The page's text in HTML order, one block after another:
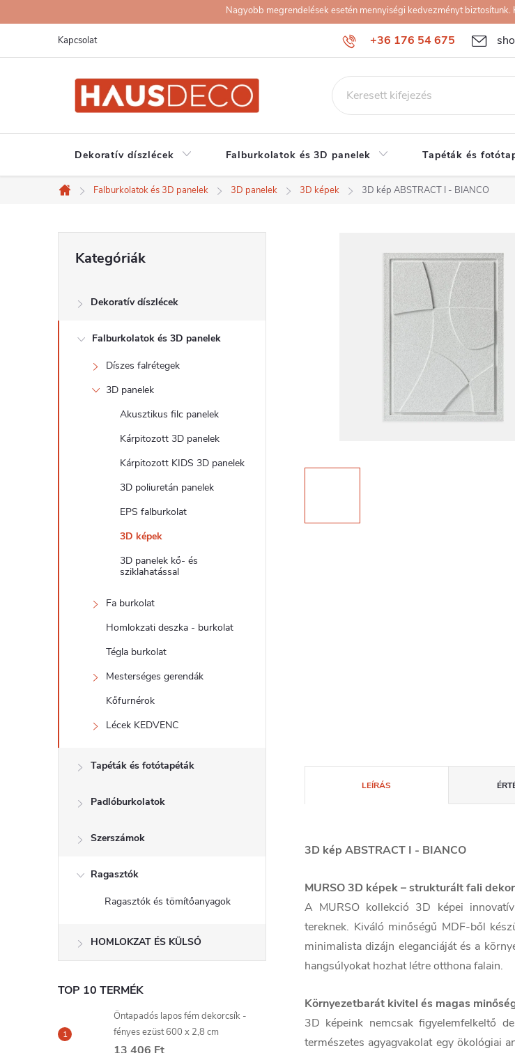
a
Nagyobb megrendelések esetén mennyiségi kedvezményt biztosítunk.
+36 176 54 675
Kapcsolat
Dekoratív díszlécek Falburkolatok és 3D panelek Tapéták és
Kezdőlap
Falburkolatok és 3D panelek 3D panelek 3D képek 3D kép ABSTRACT I - BIANCO
O
d
átugrása
Kategóriák
Dekoratív díszlécek
Falburkolatok és 3D panelek
Díszes falrétegek
3D panelek
Akusztikus filc panelek
Kárpitozott 3D panelek
Kárpitozott KIDS 3D panelek
3D poliuretán panelek
EPS falburkolat
3D képek
3D panelek kő- és
sziklahatással
Fa burkolat
Homlokzati deszka - burkolat
Tégla burkolat
Mesterséges gerendák
Kőfurnérok
Lécek KEDVENC
Tapéták és fotótapéták
Padlóburkolatok
Szerszámok
Ragasztók
Ragasztók és tömítőanyagok
HOMLOKZAT ÉS KÜLSŐ
TOP 10 TERMÉK
Öntapadós lapos fém dekorcsík -
fényes ezüst 600 x 2,8 cm
LEÍRÁS
3D kép ABSTRACT I - BIANCO
MURSO 3D képek – strukturált fali
A MURSO kollekció 3D képei
tereknek. Kiváló minőségű MDF-ből
minimalista dizájn eleganciáját és a
hangsúlyokat hozhat létre otthona falain.
Környezetbarát kivitel és magas
3D képeink nemcsak figyelemfelkeltő
természetes agyagvakolat egy ökológiai